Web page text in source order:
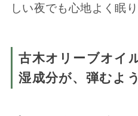
しい夜でも心地よく眠
古木オリーブオイ
湿成分が、弾むよ